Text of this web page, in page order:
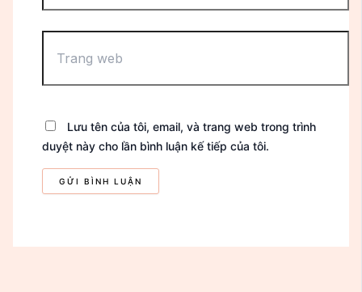
web
Lưu tên của tôi, email, và trang web trong trình
duyệt này cho lần bình luận kế tiếp của tôi.